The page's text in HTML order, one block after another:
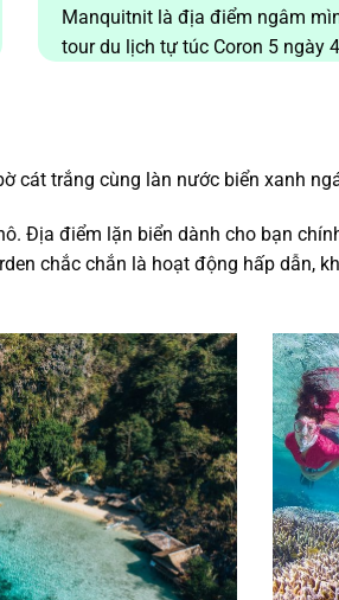
Manquitnit là địa điểm ngâm
tour du lịch tự túc Coron 5 ngày
cát trắng cùng làn nước biển xanh
Địa điểm lặn biển dành cho bạn
chắc chắn là hoạt động hấp dẫn,